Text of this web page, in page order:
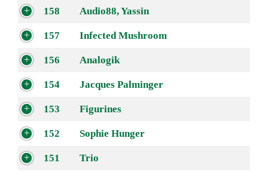
158 Audio88, Yassin
157 Infected Mushroom
156 Analogik
154 Jacques Palminger
153 Figurines
152 Sophie Hunger
151 Trio